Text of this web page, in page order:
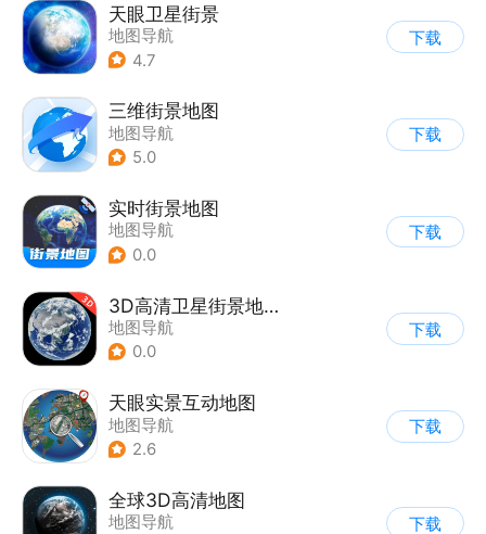
天眼卫星街景
地图导航
4.7
下载
三维街景地图
地图导航
5.0
下载
实时街景地图
地图导航
0.0
下载
3D高清卫星街景地图
地图导航
0.0
下载
天眼实景互动地图
地图导航
2.6
下载
全球3D高清地图
地图导航
下载